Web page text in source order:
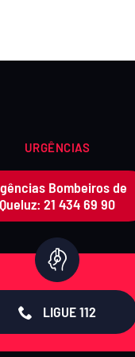
URGÊNCIAS
Bombeiros de
Queluz: 21 434 69 90
LIGUE 112